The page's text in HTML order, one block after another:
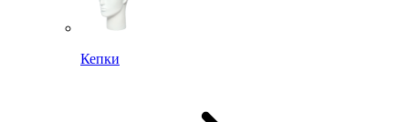
Кепки